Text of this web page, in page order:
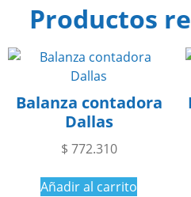
Productos
Balanza contadora
Dallas
$ 772.310
Añadir al carrito